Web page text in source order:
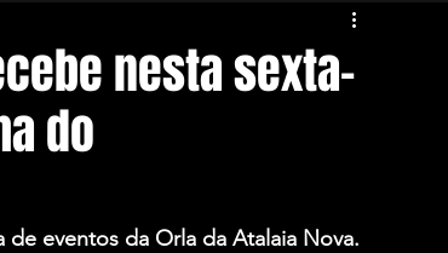
nesta sexta-
do
de eventos da Orla da Atalaia Nova.